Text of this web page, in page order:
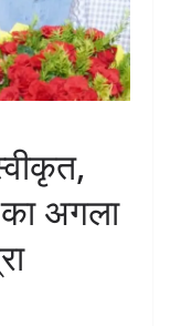
का अगला